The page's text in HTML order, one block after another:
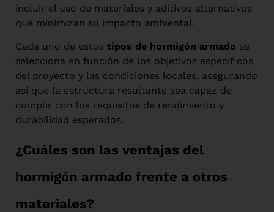
incluir el uso de materiales y aditivos alternativos
que minimizan su impacto ambiental.
Cada uno de estos tipos de hormigón armado se
selecciona en función de los objetivos específicos
del proyecto y las condiciones locales, asegurando
así que la estructura resultante sea capaz de
cumplir con los requisitos de rendimiento y
durabilidad esperados.
¿Cuáles son las ventajas del
hormigón armado frente a otros
materiales?